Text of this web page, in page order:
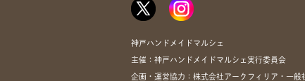
神戸ハンドメイドマルシェ
主催：神戸ハンドメイドマルシェ実行委員会
企画・運営協力：株式会社アークフィリア・一